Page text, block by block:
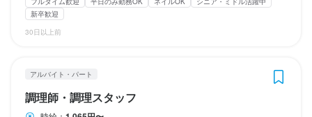
プライバシーポリシー
利用規約
新卒歓迎
30日以上前
アルバイト・パート
調理師・調理スタッフ
・契約期間の定めなし
・雇用保険、労災保険
・受動喫煙防止措置
特徴
・契約期間の定めなし
・雇用保険、労災保険
・受動喫煙防止措置
特徴